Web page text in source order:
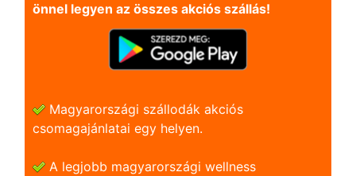
önnel legyen az összes akciós szállás!
Magyarországi szállodák akciós
csomagajánlatai egy helyen.
A legjobb magyarországi wellness